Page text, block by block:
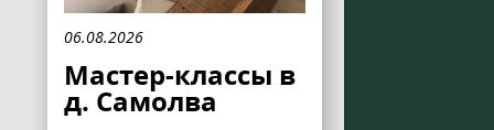
06.08.2026
Мастер-классы в
д. Самолва